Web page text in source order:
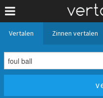
Vertalen Zinnen vertalen